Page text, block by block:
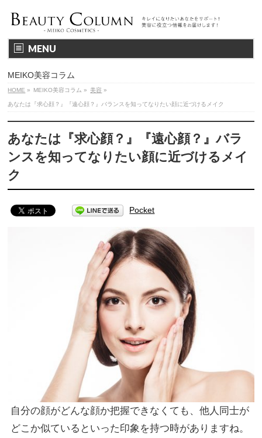
MENU
MEIKO美容コラム
HOME » MEIKO美容コラム » 美容 »
あなたは『求心顔？』『遠心顔？』バランスを知ってなりたい顔に近づけるメイク
あなたは『求心顔？』『遠心顔？』バラ
ンスを知ってなりたい顔に近づけるメイ
ク
Pocket
自分の顔がどんな顔か把握できなくても、他人同士が
どこか似ているといった印象を持つ時がありますね。